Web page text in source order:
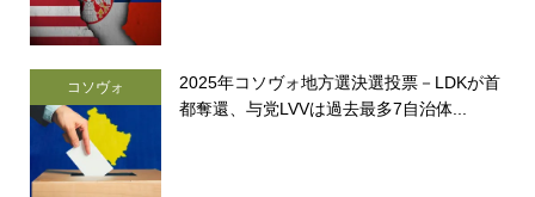
コソヴォ
2025年コソヴォ地方選決選投票－LDKが首
都奪還、与党LVVは過去最多7自治体...